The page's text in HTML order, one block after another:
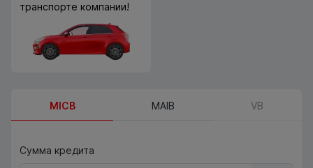
транспорте компании!
MICB MAIB VB
Сумма кредита